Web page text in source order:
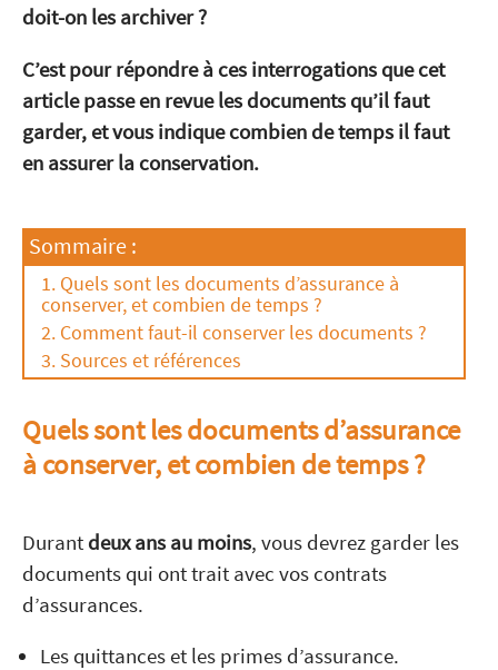
doit-on les archiver ?
C’est pour répondre à ces interrogations que cet
article passe en revue les documents qu’il faut
garder, et vous indique combien de temps il faut
en assurer la conservation.
Sommaire :
Quels sont les documents d’assurance à
conserver, et combien de temps ?
Comment faut-il conserver les documents ?
Sources et références
Quels sont les documents d’assurance
à conserver, et combien de temps ?
Durant deux ans au moins, vous devrez garder les
documents qui ont trait avec vos contrats
d’assurances.
Les quittances et les primes d’assurance.